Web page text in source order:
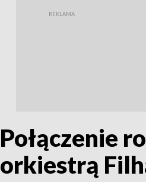
Połączenie
orkiestrą